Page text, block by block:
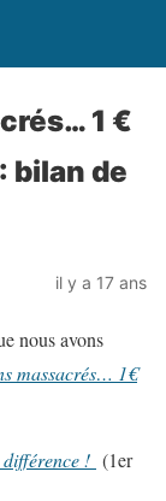
1 €
bilan de
il y a 17 ans
nous avons
massacrés… 1€
! (1er